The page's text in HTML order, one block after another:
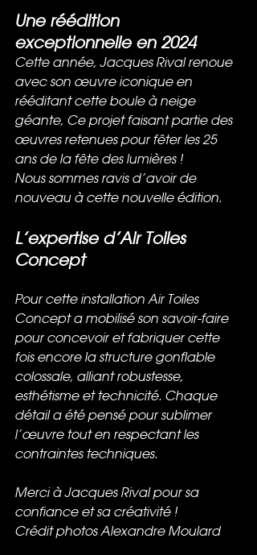
Une réédition
exceptionnelle en 2024
Cette année, Jacques Rival renoue
avec son œuvre iconique en
rééditant cette boule à neige
géante, Ce projet faisant partie des
œuvres retenues pour fêter les 25
ans de la fête des lumières !
Nous sommes ravis d’avoir de
nouveau à cette nouvelle édition.
L’expertise d’Air Toiles
Concept
Pour cette installation Air Toiles
Concept a mobilisé son savoir-faire
pour concevoir et fabriquer cette
fois encore la structure gonflable
colossale, alliant robustesse,
esthétisme et technicité. Chaque
détail a été pensé pour sublimer
l’œuvre tout en respectant les
contraintes techniques.
Merci à Jacques Rival pour sa
confiance et sa créativité !
Crédit photos Alexandre Moulard